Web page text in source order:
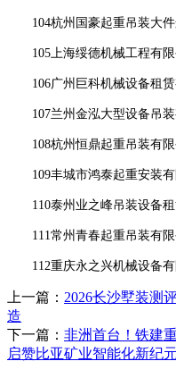
104杭州国豪起重吊装大件
105上海绥德机械工程有限
106广州巨科机械设备租赁
107兰州金泓大型设备吊装
108杭州恒鼎起重吊装有限
109丰城市鸿泰起重安装有
110泰州业之峰吊装设备租
111常州青春起重吊装有限
112重庆永之兴机械设备有
上一篇： 2026长沙墅装测
造
下一篇： 非洲首台！铁建
启赞比亚矿业智能化新纪元